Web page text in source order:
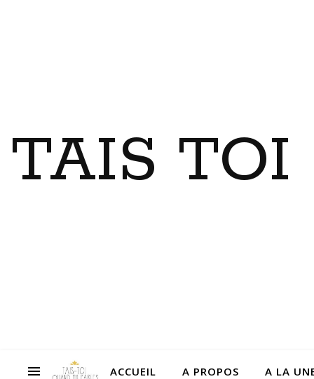
TAIS TOI
ACCUEIL A PROPOS A LA